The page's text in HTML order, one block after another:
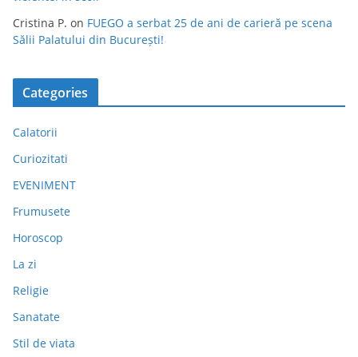
Cristina P. on FUEGO a serbat 25 de ani de carieră pe scena
Sălii Palatului din București!
Categories
Calatorii
Curiozitati
EVENIMENT
Frumusete
Horoscop
La zi
Religie
Sanatate
Stil de viata